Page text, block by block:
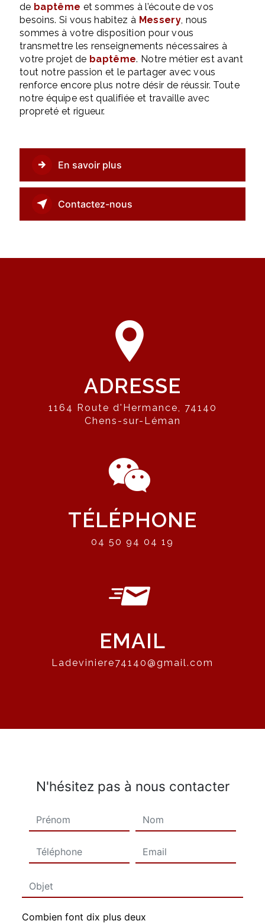
de baptême et sommes à l’écoute de vos
besoins. Si vous habitez à Messery, nous
sommes à votre disposition pour vous
transmettre les renseignements nécessaires à
votre projet de baptême. Notre métier est avant
tout notre passion et le partager avec vous
renforce encore plus notre désir de réussir. Toute
notre équipe est qualifiée et travaille avec
propreté et rigueur.
En savoir plus
Contactez-nous
ADRESSE
1164 Route d'Hermance, 74140
Chens-sur-Léman
TÉLÉPHONE
04 50 94 04 19
EMAIL
ladeviniere74140@gmail.com
N'hésitez pas à nous contacter
Combien font dix plus deux